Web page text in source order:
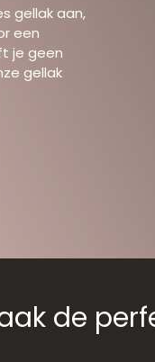
gellak aan,
een
je geen
gellak
de